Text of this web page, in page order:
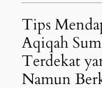
Tips
Aqiqah
Terdekat
Namun